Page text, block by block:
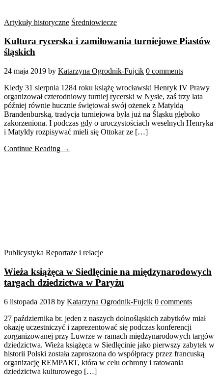
Artykuły historyczne Średniowiecze
Kultura rycerska i zamiłowania turniejowe Piastów
śląskich
24 maja 2019 by Katarzyna Ogrodnik-Fujcik 0 comments
Kiedy 31 sierpnia 1284 roku książę wrocławski Henryk IV Prawy
organizował czterodniowy turniej rycerski w Nysie, zaś trzy lata
później równie hucznie świętował swój ożenek z Matyldą
Brandenburską, tradycja turniejowa była już na Śląsku głęboko
zakorzeniona. I podczas gdy o uroczystościach weselnych Henryka
i Matyldy rozpisywać mieli się Ottokar ze […]
Continue Reading →
Publicystyka Reportaże i relacje
Wieża książęca w Siedlęcinie na międzynarodowych
targach dziedzictwa w Paryżu
6 listopada 2018 by Katarzyna Ogrodnik-Fujcik 0 comments
27 października br. jeden z naszych dolnośląskich zabytków miał
okazję uczestniczyć i zaprezentować się podczas konferencji
zorganizowanej przy Luwrze w ramach międzynarodowych targów
dziedzictwa. Wieża książęca w Siedlęcinie jako pierwszy zabytek w
historii Polski została zaproszona do współpracy przez francuską
organizację REMPART, która w celu ochrony i ratowania
dziedzictwa kulturowego […]